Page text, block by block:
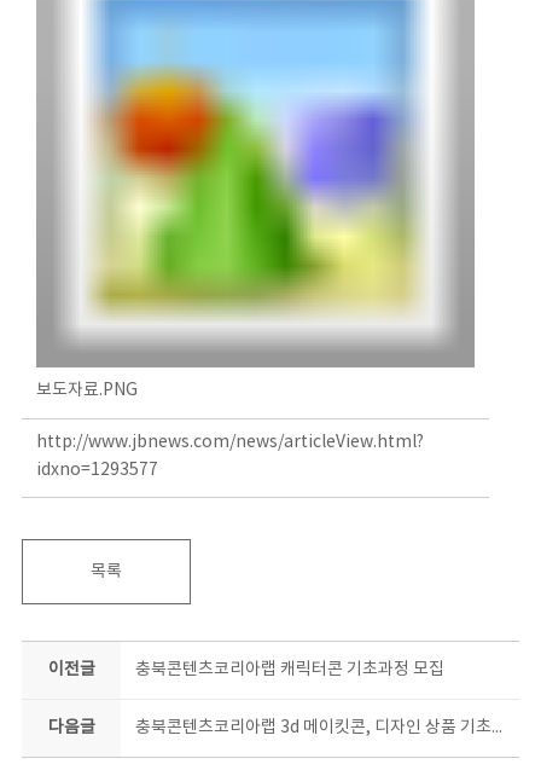
보도자료.PNG
http://www.jbnews.com/news/articleView.html?
idxno=1293577
목록
이전글 충북콘텐츠코리아랩 캐릭터콘 기초과정 모집
다음글 충북콘텐츠코리아랩 3d 메이킷콘, 디자인 상품 기초과정